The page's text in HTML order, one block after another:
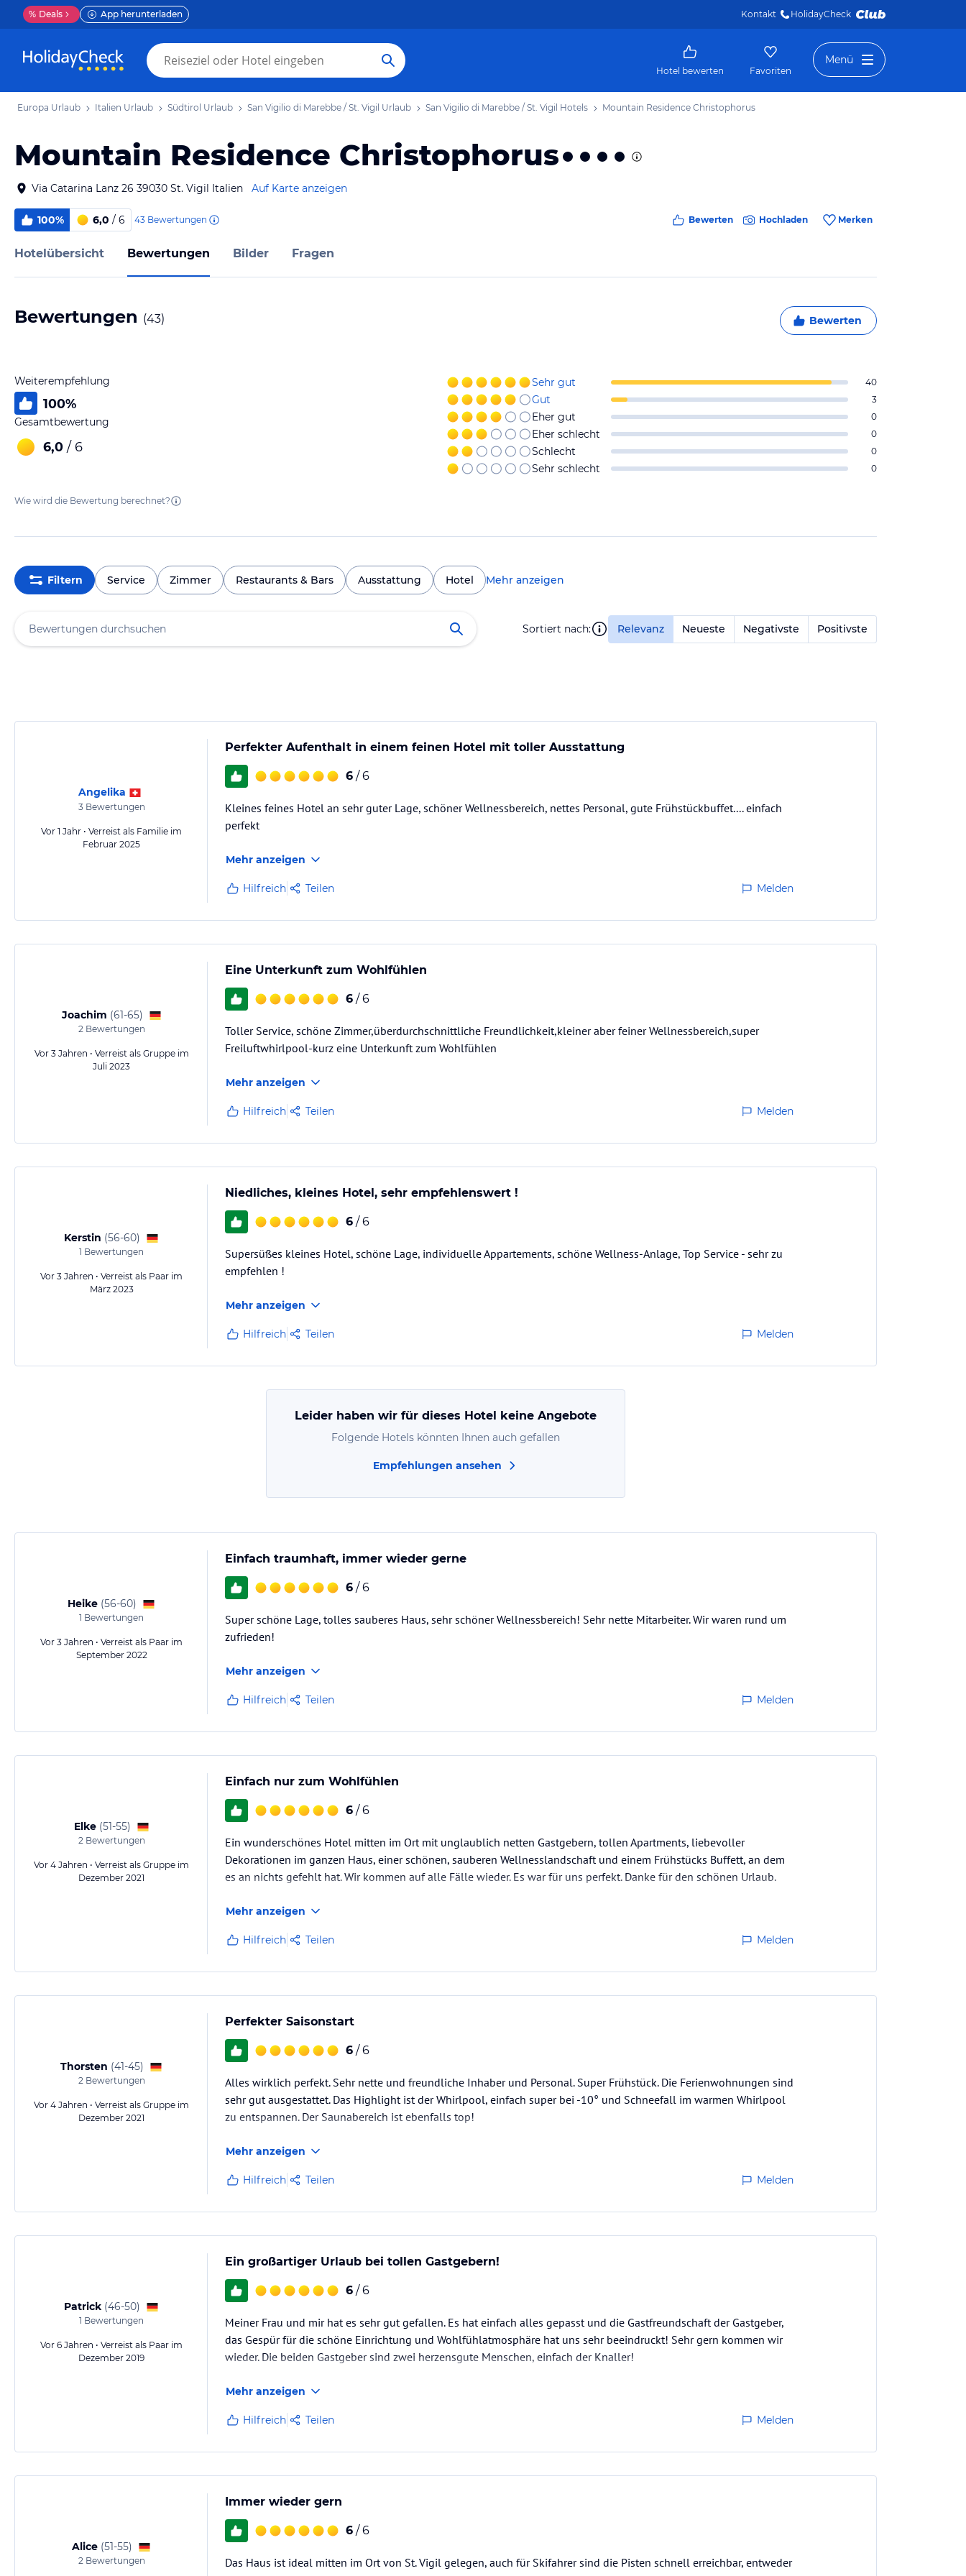
% Deals App herunterladen Kontakt HolidayCheck
Hotel bewerten Favoriten
Menü
Europa Urlaub Italien Urlaub Südtirol Urlaub San Vigilio di Marebbe / St. Vigil Urlaub San Vigilio di Marebbe / St. Vigil Hotels Mountain Residence Christophorus
Mountain Residence Christophorus
Via Catarina Lanz 26 39030 St. Vigil Italien Auf Karte anzeigen
100% 6,0 / 6 43 Bewertungen Bewerten Hochladen Merken
Hotelübersicht Bewertungen Bilder Fragen
Bewertungen (43) Bewerten
Weiterempfehlung
100%
Gesamtbewertung
6,0 / 6
Sehr gut 40
Gut 3
Eher gut 0
Eher schlecht 0
Schlecht 0
Sehr schlecht 0
Wie wird die Bewertung berechnet?
Filtern Service Zimmer Restaurants & Bars Ausstattung Hotel Mehr anzeigen
Sortiert nach: Relevanz Neueste Negativste Positivste
Angelika
3Bewertungen
Vor 1 Jahr • Verreist als Familie im
Februar 2025
Perfekter Aufenthalt in einem feinen Hotel mit toller Ausstattung
6 / 6
Kleines feines Hotel an sehr guter Lage, schöner Wellnessbereich, nettes Personal, gute Frühstückbuffet.... einfach
perfekt
Mehr anzeigen
Hilfreich Teilen Melden
Joachim (61-65)
2Bewertungen
Vor 3 Jahren • Verreist als Gruppe im
Juli 2023
Eine Unterkunft zum Wohlfühlen
6 / 6
Toller Service, schöne Zimmer,überdurchschnittliche Freundlichkeit,kleiner aber feiner Wellnessbereich,super
Freiluftwhirlpool-kurz eine Unterkunft zum Wohlfühlen
Mehr anzeigen
Hilfreich Teilen Melden
Kerstin (56-60)
1 Bewertungen
Vor 3 Jahren • Verreist als Paar im
März 2023
Niedliches, kleines Hotel, sehr empfehlenswert !
6 / 6
Supersüßes kleines Hotel, schöne Lage, individuelle Appartements, schöne Wellness-Anlage, Top Service - sehr zu
empfehlen !
Mehr anzeigen
Hilfreich Teilen Melden
Leider haben wir für dieses Hotel keine Angebote
Folgende Hotels könnten Ihnen auch gefallen
Empfehlungen ansehen
Heike (56-60)
1 Bewertungen
Vor 3 Jahren • Verreist als Paar im
September 2022
Einfach traumhaft, immer wieder gerne
6 / 6
Super schöne Lage, tolles sauberes Haus, sehr schöner Wellnessbereich! Sehr nette Mitarbeiter. Wir waren rund um
zufrieden!
Mehr anzeigen
Hilfreich Teilen Melden
Elke (51-55)
2Bewertungen
Vor 4 Jahren • Verreist als Gruppe im
Dezember 2021
Einfach nur zum Wohlfühlen
6 / 6
Ein wunderschönes Hotel mitten im Ort mit unglaublich netten Gastgebern, tollen Apartments, liebevoller
Dekorationen im ganzen Haus, einer schönen, sauberen Wellnesslandschaft und einem Frühstücks Buffett, an dem
es an nichts gefehlt hat. Wir kommen auf alle Fälle wieder. Es war für uns perfekt. Danke für den schönen Urlaub.
Mehr anzeigen
Hilfreich Teilen Melden
Thorsten (41-45)
2Bewertungen
Vor 4 Jahren • Verreist als Gruppe im
Dezember 2021
Perfekter Saisonstart
6 / 6
Alles wirklich perfekt. Sehr nette und freundliche Inhaber und Personal. Super Frühstück. Die Ferienwohnungen sind
sehr gut ausgestattet. Das Highlight ist der Whirlpool, einfach super bei -10° und Schneefall im warmen Whirlpool
zu entspannen. Der Saunabereich ist ebenfalls top!
Mehr anzeigen
Hilfreich Teilen Melden
Patrick (46-50)
1 Bewertungen
Vor 6 Jahren • Verreist als Paar im
Dezember 2019
Ein großartiger Urlaub bei tollen Gastgebern!
6 / 6
Meiner Frau und mir hat es sehr gut gefallen. Es hat einfach alles gepasst und die Gastfreundschaft der Gastgeber,
das Gespür für die schöne Einrichtung und Wohlfühlatmosphäre hat uns sehr beeindruckt! Sehr gern kommen wir
wieder. Die beiden Gastgeber sind zwei herzensgute Menschen, einfach der Knaller!
Mehr anzeigen
Hilfreich Teilen Melden
Alice (51-55)
2Bewertungen
Immer wieder gern
6 / 6
Das Haus ist ideal mitten im Ort von St. Vigil gelegen, auch für Skifahrer sind die Pisten schnell erreichbar, entweder